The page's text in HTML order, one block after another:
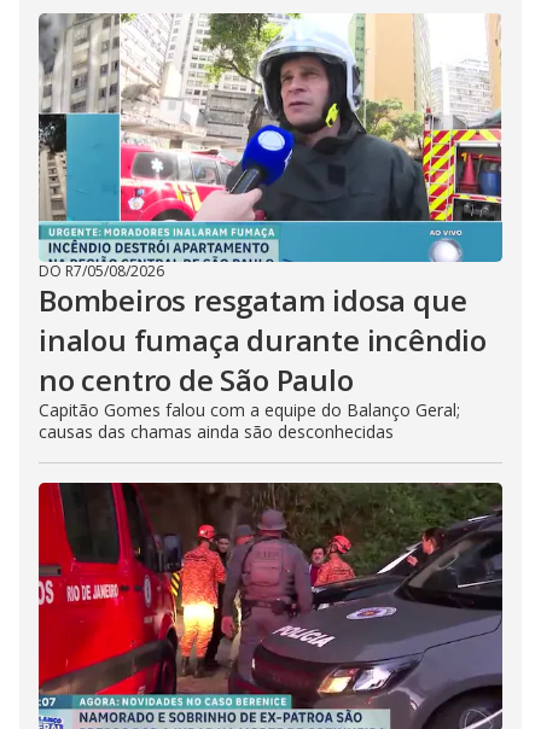
DO R7/05/08/2026
Bombeiros resgatam idosa que
inalou fumaça durante incêndio
no centro de São Paulo
Capitão Gomes falou com a equipe do Balanço Geral;
causas das chamas ainda são desconhecidas